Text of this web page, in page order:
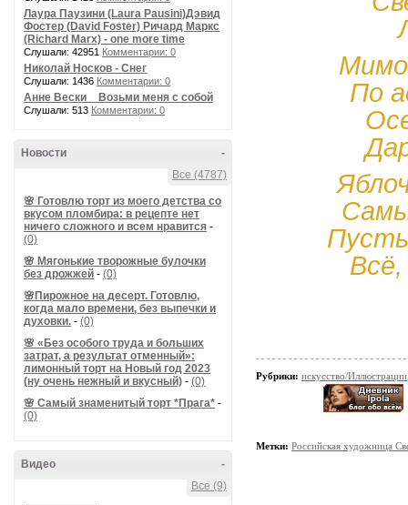
Лаура Паузини (Laura Pausini)Дэвид
Фостер (David Foster) Ричард Маркс
(Richard Marx) - one more time
Слушали: 42951 Комментарии: 0
Николай Носков - Снег
Слушали: 1436 Комментарии: 0
Анне Вески _ Возьми меня с собой
Слушали: 513 Комментарии: 0
-
Новости
Все (4787)
🌸 Готовлю торт из моего детства со
вкусом пломбира: в рецепте нет
ничего сложного и всем нравится -
(0)
🌸 Мягонькие творожные булочки
без дрожжей - (0)
🌸Пирожное на десерт. Готовлю,
когда мало времени, без выпечки и
духовки. - (0)
🌸 «Без особого труда и больших
затрат, а результат отменный»:
лимонный торт на Новый год 2023
(ну очень нежный и вкусный) - (0)
🌸 Самый знаменитый торт *Прага* -
(0)
-
Видео
Все (9)
По
Всё,
Рубрики: искусство/Иллюстрации
Метки: Российская художница